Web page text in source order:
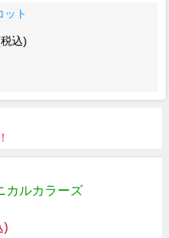
ット
込)
カルカラーズ
)